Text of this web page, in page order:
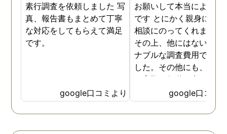
素行調査を依頼しました 写
真、報告書もまとめて丁寧
な対応をしてもらえて満足
です。
google口コミより
お願いして本当によかっ
です とにかく親身にな
相談にのってくれました
その上、他にはないリー
ナブルな調査費用で済み
した。その他にも、相談
ら実際に行動に出て頂い
のが、スゴく早く問題を
決していただき、大変助
りました。 次回も是非
google口コミ